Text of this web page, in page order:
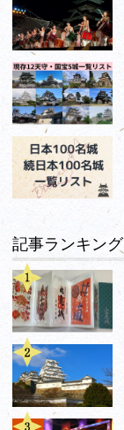
記事ランキング